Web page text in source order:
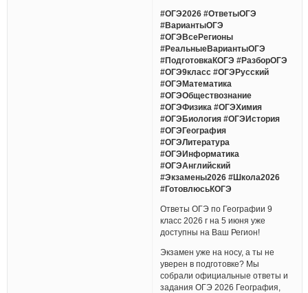
#ОГЭ2026 #ОтветыОГЭ
#ВариантыОГЭ
#ОГЭВсеРегионы
#РеальныеВариантыОГЭ
#ПодготовкаКОГЭ #РазборОГЭ
#ОГЭ9класс #ОГЭРусский
#ОГЭМатематика
#ОГЭОбществознание
#ОГЭФизика #ОГЭХимия
#ОГЭБиология #ОГЭИстория
#ОГЭГеография
#ОГЭЛитература
#ОГЭИнформатика
#ОГЭАнглийский
#Экзамены2026 #Школа2026
#ГотовлюсьКОГЭ
Ответы ОГЭ по Географии 9
класс 2026 г на 5 июня уже
доступны на Ваш Регион!
Экзамен уже на носу, а ты не
уверен в подготовке? Мы
собрали официальные ответы и
задания ОГЭ 2026 География,